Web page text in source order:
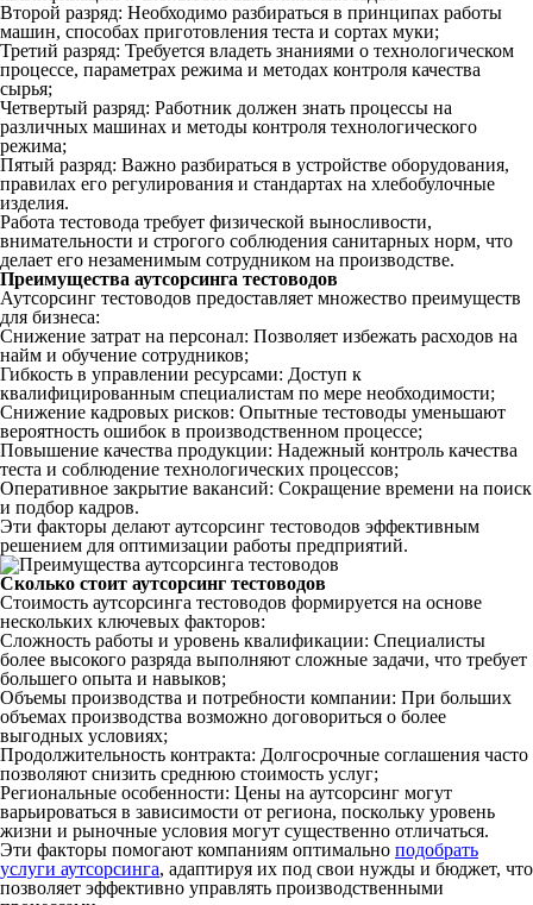
Второй разряд: Необходимо разбираться в принципах работы
машин, способах приготовления теста и сортах муки;
Третий разряд: Требуется владеть знаниями о технологическом
процессе, параметрах режима и методах контроля качества
сырья;
Четвертый разряд: Работник должен знать процессы на
различных машинах и методы контроля технологического
режима;
Пятый разряд: Важно разбираться в устройстве оборудования,
правилах его регулирования и стандартах на хлебобулочные
изделия.
Работа тестовода требует физической выносливости,
внимательности и строгого соблюдения санитарных норм, что
делает его незаменимым сотрудником на производстве.
Преимущества аутсорсинга тестоводов
Аутсорсинг тестоводов предоставляет множество преимуществ
для бизнеса:
Снижение затрат на персонал: Позволяет избежать расходов на
найм и обучение сотрудников;
Гибкость в управлении ресурсами: Доступ к
квалифицированным специалистам по мере необходимости;
Снижение кадровых рисков: Опытные тестоводы уменьшают
вероятность ошибок в производственном процессе;
Повышение качества продукции: Надежный контроль качества
теста и соблюдение технологических процессов;
Оперативное закрытие вакансий: Сокращение времени на поиск
и подбор кадров.
Эти факторы делают аутсорсинг тестоводов эффективным
решением для оптимизации работы предприятий.
Сколько стоит аутсорсинг тестоводов
Стоимость аутсорсинга тестоводов формируется на основе
нескольких ключевых факторов:
Сложность работы и уровень квалификации: Специалисты
более высокого разряда выполняют сложные задачи, что требует
большего опыта и навыков;
Объемы производства и потребности компании: При больших
объемах производства возможно договориться о более
выгодных условиях;
Продолжительность контракта: Долгосрочные соглашения часто
позволяют снизить среднюю стоимость услуг;
Региональные особенности: Цены на аутсорсинг могут
варьироваться в зависимости от региона, поскольку уровень
жизни и рыночные условия могут существенно отличаться.
Эти факторы помогают компаниям оптимально подобрать
услуги аутсорсинга, адаптируя их под свои нужды и бюджет, что
позволяет эффективно управлять производственными